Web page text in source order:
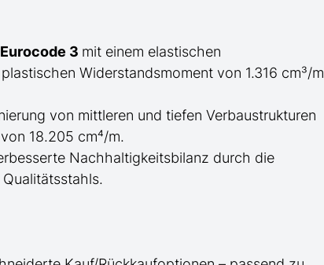
3 mit einem elastischen
Widerstandsmoment von 1.316 cm³/m
von mittleren und tiefen Verbaustrukturen
18.205 cm⁴/m.
Nachhaltigkeitsbilanz durch die